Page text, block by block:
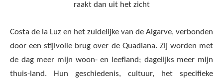
raakt dan uit het zicht
Costa de la Luz en het zuidelijke van de Algarve, verbonden
door een stijlvolle brug over de Quadiana. Zij worden met
de dag meer mijn woon- en leefland; dagelijks meer mijn
thuis-land. Hun geschiedenis, cultuur, het specifieke